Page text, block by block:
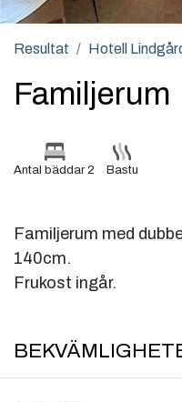
Resultat Hotell
Familjerum
Antal bäddar 2 Bastu
Familjerum med
140cm.
Frukost ingår.